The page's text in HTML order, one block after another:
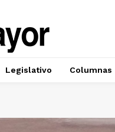
Legislativo Columnas